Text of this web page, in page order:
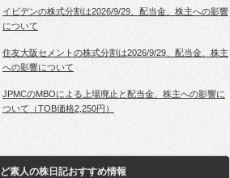
イビデンの株式分割は2026/9/29、配当金、株主への影響
について
住友大阪セメントの株式分割は2026/9/29、配当金、株主
への影響について
JPMCのMBOによる上場廃止と配当金、株主への影響に
ついて（TOB価格2,250円）
ど素人の株日記おすすめ情報